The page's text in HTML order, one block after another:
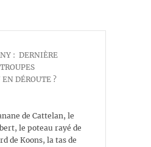
: DERNIÈRE
DÉROUTE ?
de Cattelan, le
le poteau rayé de
de Koons, la tas de